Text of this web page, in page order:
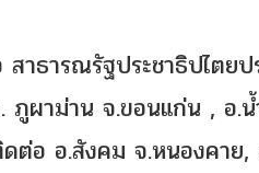
าธารณรัฐประชาธิปไตยป
ผาม่าน จ.ขอนแก่น , อ.
ต่อ อ.สังคม จ.หนองคาย,